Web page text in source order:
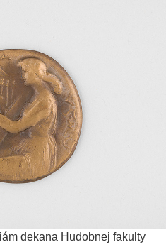
dekana Hudobnej fakulty